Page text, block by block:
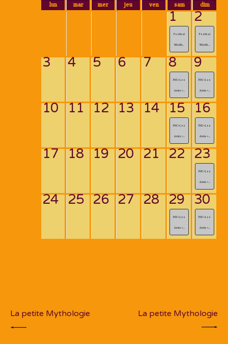
lun mar mer jeu ven sam dim
1
Festival
Wistiti ...
2
Festival
Wistiti ...
3 4 5 6 7 8
POC « Les
Amis « ...
9
POC « Les
Amis « ...
10 11 12 13 14 15
POC « Les
Amis « ...
16
POC « Les
Amis « ...
17 18 19 20 21 22 23
POC « Les
Amis « ...
24 25 26 27 28 29
POC « Les
Amis « ...
30
POC « Les
Amis « ...
La petite Mythologie La petite Mythologie